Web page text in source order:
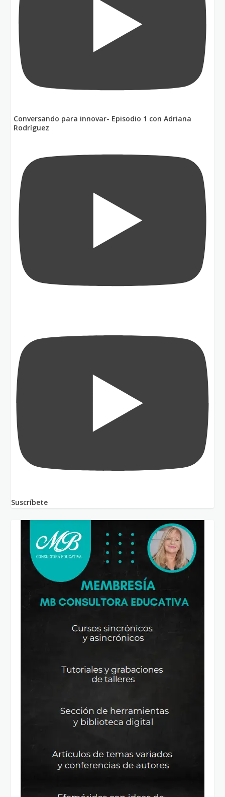
Conversando para innovar- Episodio 1 con Adriana
Rodríguez
Suscríbete